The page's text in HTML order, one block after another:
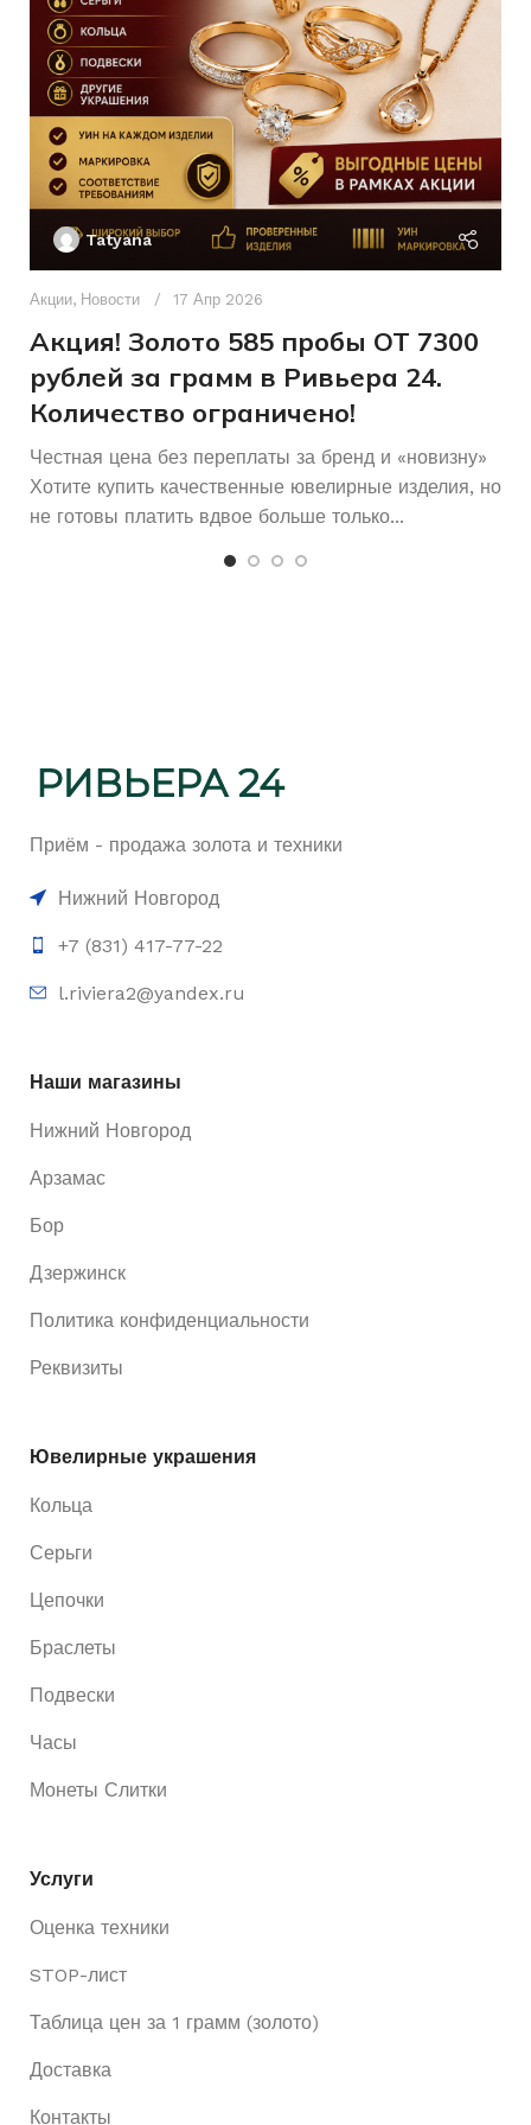
СОСТОЯНИЕ Б/У
ЦВЕТ МЕТАЛЛА Красный
БРЕНД Без бренда
КОЛИЧЕСТВО КАМНЕЙ
камней
РАЗМЕР КОЛЬЦА
КОЛИЧЕСТВО КАМНЕЙ
РАЗМЕР ЦЕПОЧКИ
ДЛЯ КОГО Для всех
СОСТОЯНИЕ Б/У
Tatyana
Акции, Новости 17 Апр 2026
Акция! Золото 585 пробы ОТ 7300
рублей за грамм в Ривьера 24.
Количество ограничено!
Честная цена без переплаты за бренд и «новизну»
Хотите купить качественные ювелирные изделия, но
не готовы платить вдвое больше только...
Приём - продажа золота и техники
Нижний Новгород
+7 (831) 417-77-22
l.riviera2@yandex.ru
Наши магазины
Нижний Новгород
Арзамас
Бор
Дзержинск
Политика конфиденциальности
Реквизиты
Ювелирные украшения
Кольца
Серьги
Цепочки
Браслеты
Подвески
Часы
Монеты Слитки
Услуги
Оценка техники
STOP-лист
Таблица цен за 1 грамм (золото)
Доставка
Контакты